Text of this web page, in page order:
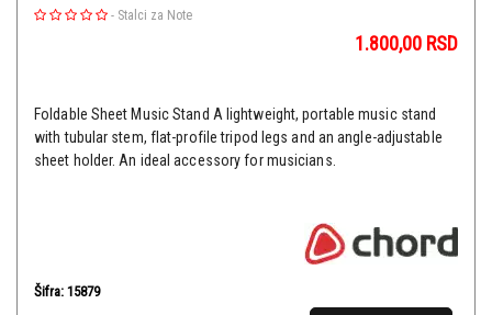
- Stalci za Note
1.800,00 RSD
Foldable Sheet Music Stand A lightweight, portable music stand
with tubular stem, flat-profile tripod legs and an angle-adjustable
sheet holder. An ideal accessory for musicians.
Šifra: 15879